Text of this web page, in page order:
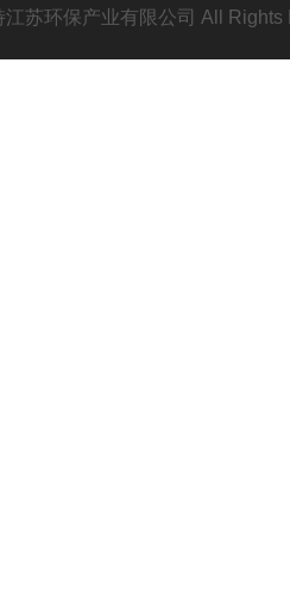
江苏环保产业有限公司 All